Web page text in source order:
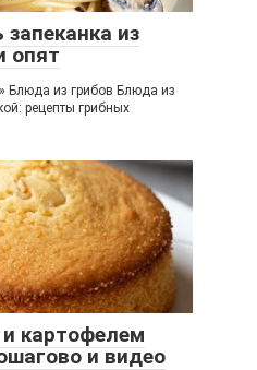
из
опят
Блюда из грибов Блюда из
рецепты грибных
картофелем
и видео